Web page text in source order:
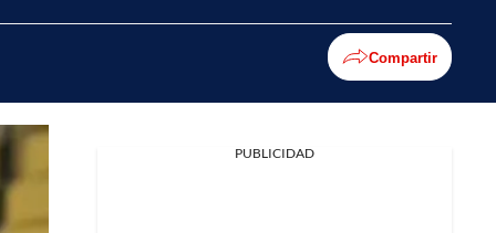
Compartir
PUBLICIDAD